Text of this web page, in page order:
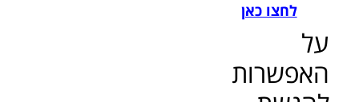
לחצו כאן
על
האפשרות